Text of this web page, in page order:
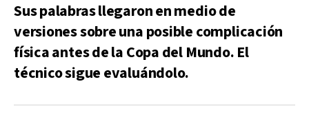
Sus palabras llegaron en medio de
versiones sobre una posible complicación
física antes de la Copa del Mundo. El
técnico sigue evaluándolo.